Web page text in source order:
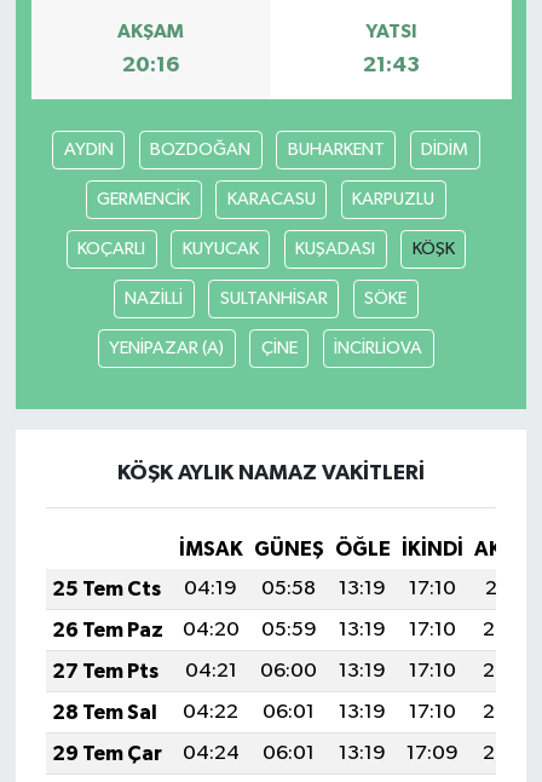
AKŞAM
20:16
YATSI
21:43
AYDIN BOZDOĞAN BUHARKENT DİDİM
GERMENCİK KARACASU KARPUZLU
KOÇARLI KUYUCAK KUŞADASI KÖŞK
NAZİLLİ SULTANHİSAR SÖKE
YENİPAZAR (A) ÇİNE İNCİRLİOVA
KÖŞK AYLIK NAMAZ VAKITLERI
İMSAK GÜNEŞ ÖĞLE İKINDI
25 Tem Cts
04:19 05:58 13:19 17:10
20:31
26 Tem Paz
04:20 05:59 13:19 17:10
20:30
27 Tem Pts
04:21 06:00 13:19 17:10
20:29
28 Tem Sal
04:22 06:01 13:19 17:10
20:28
29 Tem Çar
04:24 06:01 13:19 17:09
20:27